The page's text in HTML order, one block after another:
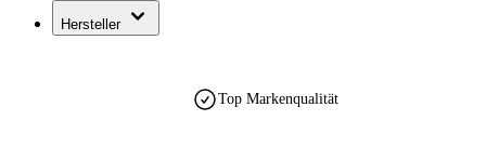
Hersteller
Top Markenqualität